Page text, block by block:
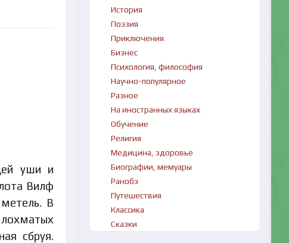
уши и
Вилф
В
сбруя.
История
Поэзия
Приключения
Бизнес
Психология, философия
Научно-популярное
Разное
На иностранных языках
Обучение
Религия
Медицина, здоровье
Биографии, мемуары
Ранобэ
Путешествия
Классика
Сказки